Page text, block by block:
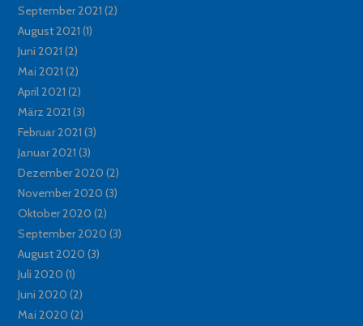
September 2021 (2)
August 2021 (1)
Juni 2021 (2)
Mai 2021 (2)
April 2021 (2)
März 2021 (3)
Februar 2021 (3)
Januar 2021 (3)
Dezember 2020 (2)
November 2020 (3)
Oktober 2020 (2)
September 2020 (3)
August 2020 (3)
Juli 2020 (1)
Juni 2020 (2)
Mai 2020 (2)